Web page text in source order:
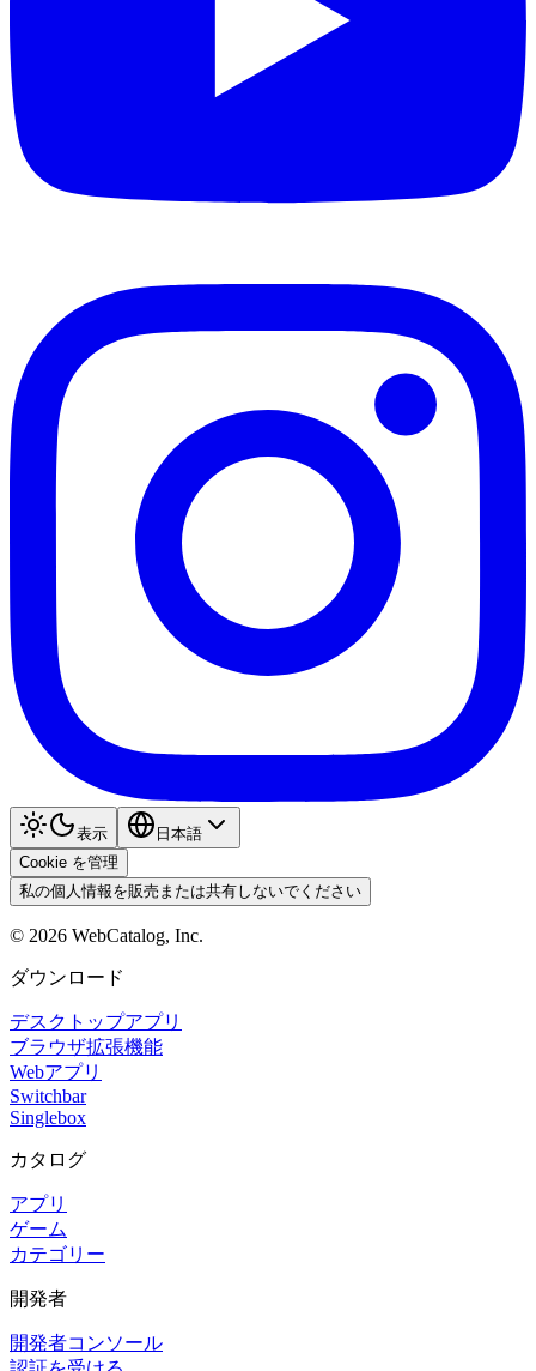
表示
日本語
Cookie を管理
私の個人情報を販売または共有しないでください
© 2026 WebCatalog, Inc.
ダウンロード
デスクトップアプリ
ブラウザ拡張機能
Webアプリ
Switchbar
Singlebox
カタログ
アプリ
ゲーム
カテゴリー
開発者
開発者コンソール